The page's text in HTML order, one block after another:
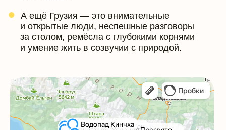
А ещё Грузия — это внимательные
и открытые люди, неспешные разговоры
за столом, ремёсла с глубокими корнями
и умение жить в созвучии с природой.
Яндекс Карты
Яндекс Карты — транспорт, навигация, поиск мест